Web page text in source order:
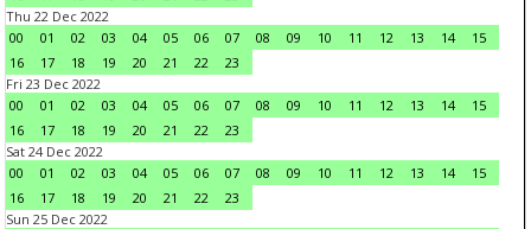
Thu 22 Dec 2022
00
01 02 03 04 05 06 07 08 09 10 11 12 13 14
15
16
17 18 19 20 21 22
23
Fri 23 Dec 2022
00
01 02 03 04 05 06 07 08 09 10 11 12 13 14
15
16
17 18 19 20 21 22
23
Sat 24 Dec 2022
00
01 02 03 04 05 06 07 08 09 10 11 12 13 14
15
16
17 18 19 20 21 22
23
Sun 25 Dec 2022